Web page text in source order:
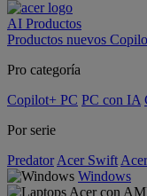
AI Productos
Productos nuevos
Pro categoría
Copilot+ PC PC con IA
Por serie
Predator Acer Swift
Windows